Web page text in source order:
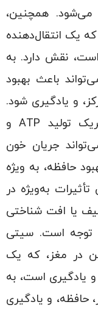
می‌شود. همچنین،
یک انتقال‌دهنده
نقش دارد. به
باعث بهبود
و یادگیری شود.
همچنین سیتی‌کولین از طریق تحریک تولید ATP و
جریان خون
حافظه، به ویژه
به‌ویژه در
یا افت شناختی
توجه است. سیتی
در مغز، که یک
یادگیری است، به
حافظه، و یادگیری